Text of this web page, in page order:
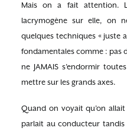
Mais on a fait attention.
lacrymogène sur elle, on
quelques techniques « juste
fondamentales comme : pas
ne JAMAIS s’endormir
mettre sur les grands axes.
Quand on voyait qu’on
parlait au conducteur tandis